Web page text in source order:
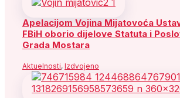
Apelacijom Vojina Mijatovoća
FBiH oborio dijelove Statuta i
Grada Mostara
Aktuelnosti, Izdvojeno